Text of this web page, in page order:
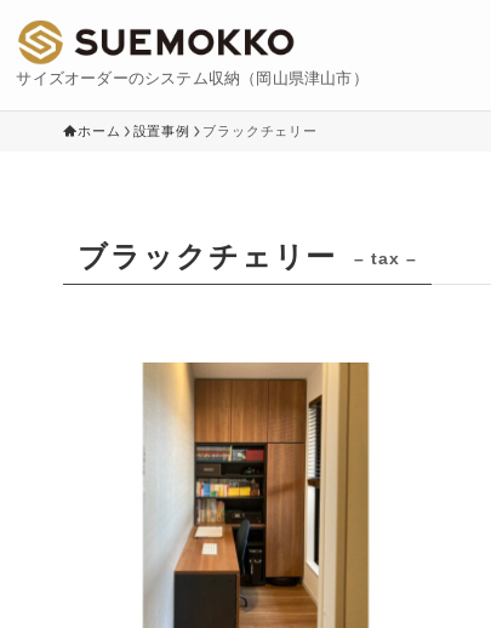
サイズオーダーのシステム収納（岡山県津山市）
ホーム 設置事例 ブラックチェリー
ブラックチェリー – tax –